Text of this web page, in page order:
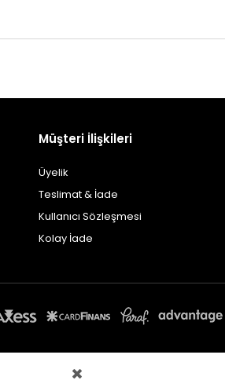
Müşteri İlişkileri
Üyelik
Teslimat & İade
Kullanıcı Sözleşmesi
Kolay İade